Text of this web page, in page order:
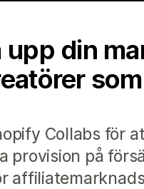
upp din
Collabs för
provision på